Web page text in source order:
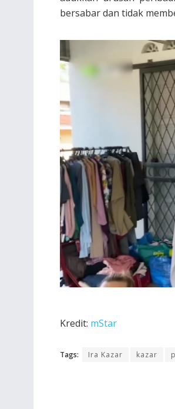
bersabar dan tidak
Kredit: mStar
Tags: Ira Kazar kazar